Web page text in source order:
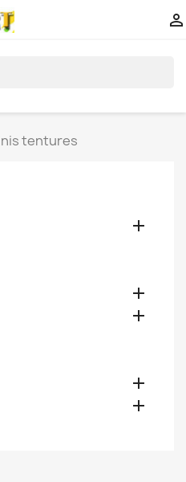

tentures




